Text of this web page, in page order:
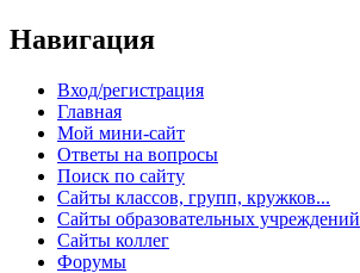
Навигация
Вход/регистрация
Главная
Мой мини-сайт
Ответы на вопросы
Поиск по сайту
Сайты классов, групп, кружков...
Сайты образовательных учреждений
Сайты коллег
Форумы